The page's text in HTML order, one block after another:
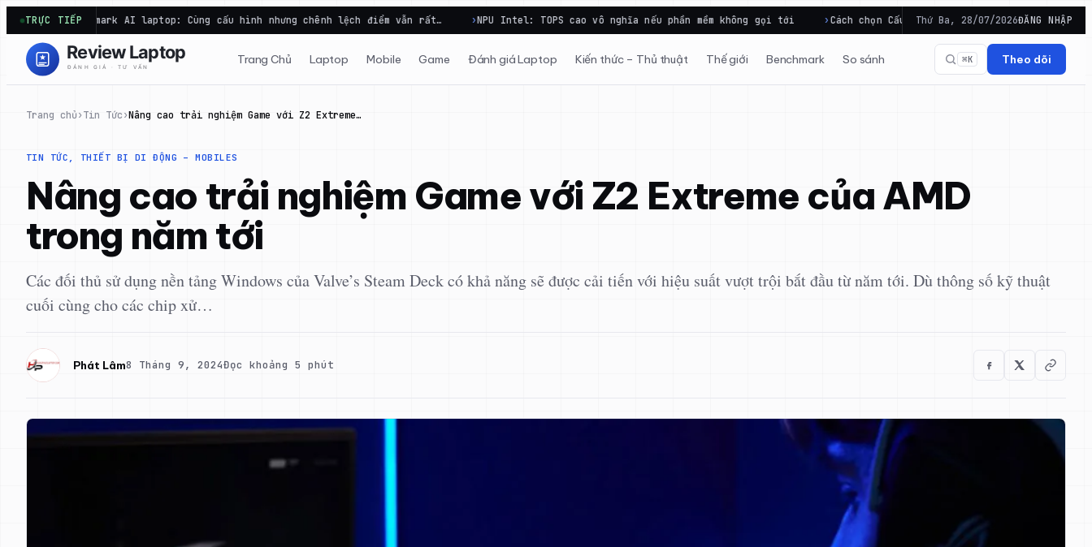
Chuyển
đến
phần
TRỰC TIẾP
AI laptop: Cùng cấu hình nhưng chênh lệch điểm vẫn rất… NPU Intel: TOPS cao vô nghĩa nếu phần mềm không gọi tới Cách chọn Cấu hình Laptop để dùng lâu dài và đúng mục… Dell
Thứ Ba, 28/07/2026ĐĂNG NHẬP
Trang Chủ Laptop Mobile Game Đánh giá Laptop Kiến thức – Thủ thuật Thế giới Benchmark So sánh ⌘K Theo dõi
Trang chủ›Tin Tức›Nâng cao trải nghiệm Game với Z2 Extreme…
TIN TỨC , THIẾT BỊ DI ĐỘNG – MOBILES
Nâng cao trải nghiệm Game với Z2 Extreme của AMD
trong năm tới
Các đối thủ sử dụng nền tảng Windows của Valve’s Steam Deck có khả năng sẽ được cải tiến với hiệu suất vượt trội bắt đầu từ năm tới. Dù thông số kỹ thuật
cuối cùng cho các chip xử…
Phát Lâm8 Tháng 9, 2024Đọc khoảng 5 phút